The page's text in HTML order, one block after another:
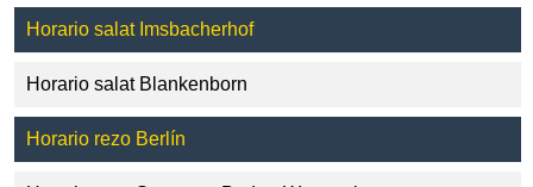
Horario salat Imsbacherhof
Horario salat Blankenborn
Horario rezo Berlín